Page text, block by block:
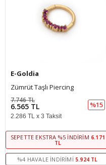
E-Goldia
Zümrüt Taşlı Piercing
6.565 TL
7.746 TL
%15
2.286 TL x 3 Taksit
SEPETTE EKSTRA %5 İNDIRIM 6.171
TL
%4 HAVALE İNDIRIMI 5.924 TL